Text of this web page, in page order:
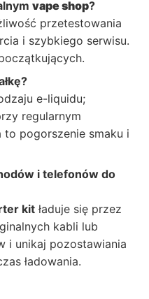
vape shop?
przetestowania
i szybkiego serwisu.
e-liquidu;
regularnym
pogorszenie smaku i
i telefonów do
kit ładuje się przez
kabli lub
i unikaj pozostawiania
ładowania.